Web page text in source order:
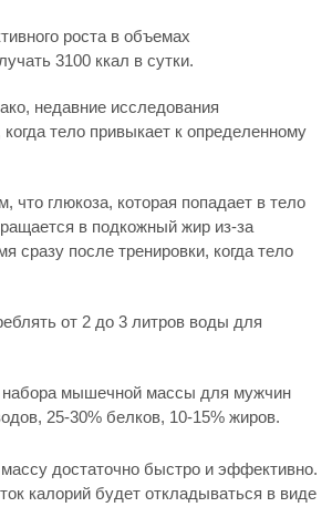
роста в объемах
3100 ккал в сутки.
недавние исследования
тело привыкает к определенному
что глюкоза, которая попадает в тело
в подкожный жир из-за
после тренировки, когда тело
от 2 до 3 литров воды для
набора мышечной массы для мужчин
25-30% белков, 10-15% жиров.
достаточно быстро и эффективно.
калорий будет откладываться в виде